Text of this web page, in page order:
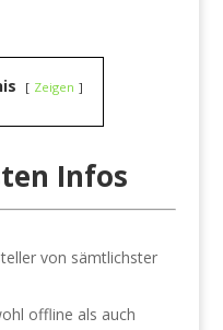
Zeigen
Infos
von sämtlichster
offline als auch